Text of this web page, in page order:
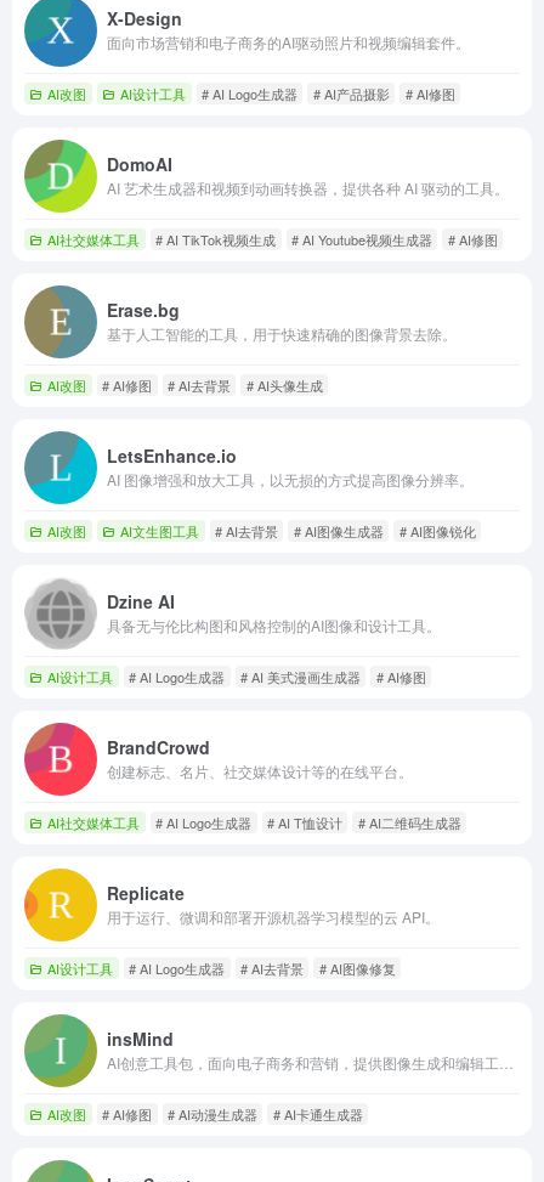
X-Design
面向市场营销和电子商务的AI驱动照片和视频编辑套件。
AI改图 AI设计工具 # AI Logo生成器 # AI产品摄影 # AI修图
DomoAI
AI 艺术生成器和视频到动画转换器，提供各种 AI 驱动的工具。
AI社交媒体工具 # AI TikTok视频生成 # AI Youtube视频生成器 # AI修图
Erase.bg
基于人工智能的工具，用于快速精确的图像背景去除。
AI改图 # AI修图 # AI去背景 # AI头像生成
LetsEnhance.io
AI 图像增强和放大工具，以无损的方式提高图像分辨率。
AI改图 AI文生图工具 # AI去背景 # AI图像生成器 # AI图像锐化
Dzine AI
具备无与伦比构图和风格控制的AI图像和设计工具。
AI设计工具 # AI Logo生成器 # AI 美式漫画生成器 # AI修图
BrandCrowd
创建标志、名片、社交媒体设计等的在线平台。
AI社交媒体工具 # AI Logo生成器 # AI T恤设计 # AI二维码生成器
Replicate
用于运行、微调和部署开源机器学习模型的云 API。
AI设计工具 # AI Logo生成器 # AI去背景 # AI图像修复
insMind
AI改图 # AI修图 # AI动漫生成器 # AI卡通生成器